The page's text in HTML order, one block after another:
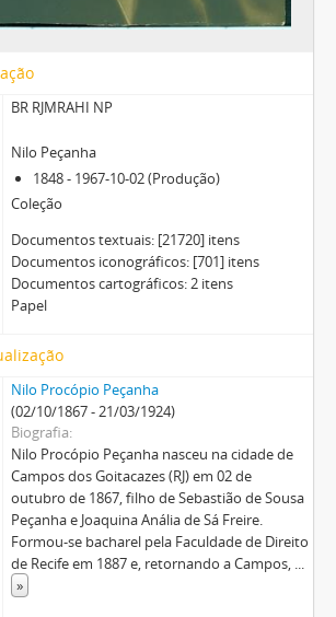
BR RJMRAHI NP
Nilo Peçanha
1848 - 1967-10-02 (Produção)
Coleção
Documentos textuais: [21720] itens
Documentos iconográficos: [701] itens
Documentos cartográficos: 2 itens
Papel
Nilo Procópio Peçanha
(02/10/1867 - 21/03/1924)
Biografia
Nilo Procópio Peçanha nasceu na cidade de
Campos dos Goitacazes (RJ) em 02 de
outubro de 1867, filho de Sebastião de Sousa
Peçanha e Joaquina Anália de Sá Freire.
Formou-se bacharel pela Faculdade de Direito
de Recife em 1887 e, retornando a Campos,
»